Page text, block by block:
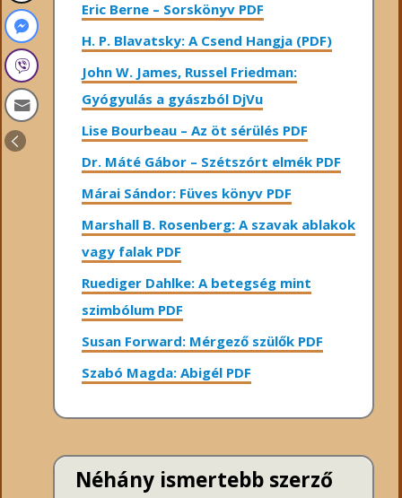
Eric Berne – Sorskönyv PDF
H. P. Blavatsky: A Csend Hangja (PDF)
John W. James, Russel Friedman:
Gyógyulás a gyászból DjVu
Lise Bourbeau – Az öt sérülés PDF
Dr. Máté Gábor – Szétszórt elmék PDF
Márai Sándor: Füves könyv PDF
Marshall B. Rosenberg: A szavak ablakok
vagy falak PDF
Ruediger Dahlke: A betegség mint
szimbólum PDF
Susan Forward: Mérgező szülők PDF
Szabó Magda: Abigél PDF
Néhány ismertebb szerző